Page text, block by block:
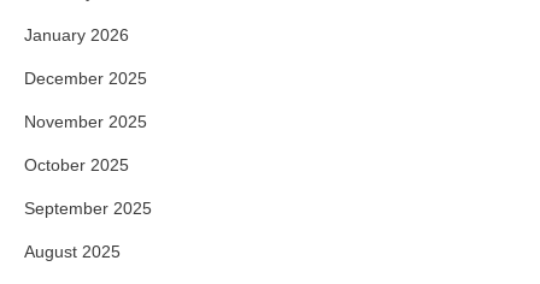
January 2026
December 2025
November 2025
October 2025
September 2025
August 2025